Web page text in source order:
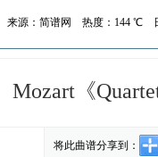
来源：简谱网 热度： 144 ℃
Mozart《
将此曲谱分享到：